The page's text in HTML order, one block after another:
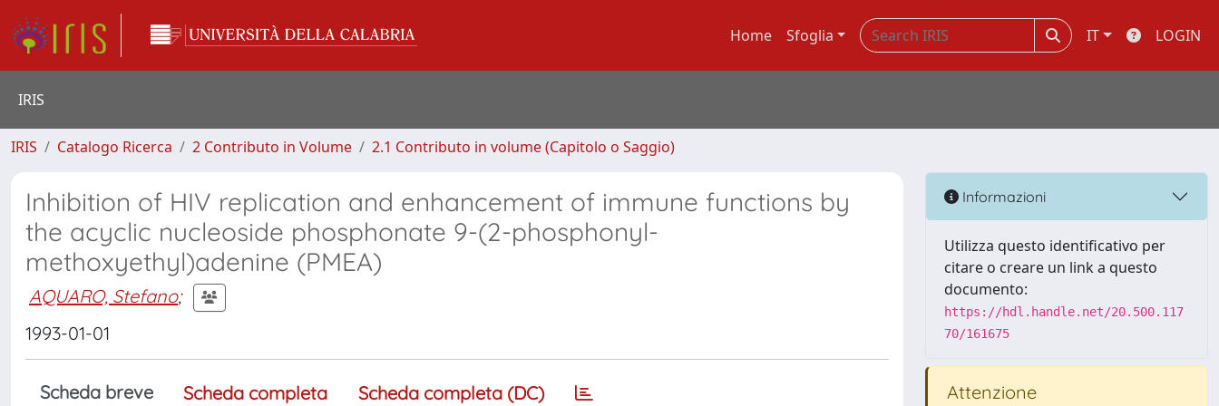
Home Sfoglia IT LOGIN
IRIS
IRIS Catalogo Ricerca 2 Contributo in Volume 2.1 Contributo in volume (Capitolo o Saggio)
Inhibition of HIV replication and enhancement of immune functions by
the acyclic nucleoside phosphonate 9-(2-phosphonyl-
methoxyethyl)adenine (PMEA)
AQUARO, Stefano;
1993-01-01
Scheda breve Scheda completa Scheda completa (DC)
Informazioni
Utilizza questo identificativo per
citare o creare un link a questo
documento:
https://hdl.handle.net/20.500.117
70/161675
Attenzione